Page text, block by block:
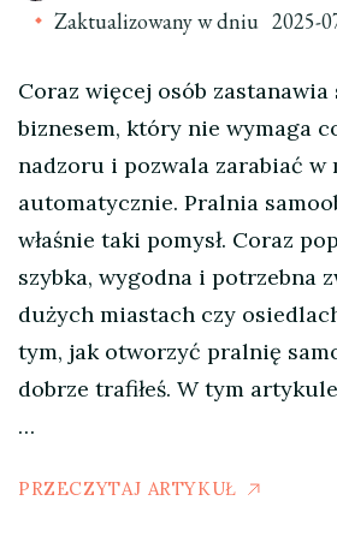
Zaktualizowany w dniu 2025-
Coraz więcej osób zastanawia
biznesem, który nie wymaga
nadzoru i pozwala zarabiać w
automatycznie. Pralnia
właśnie taki pomysł. Coraz
szybka, wygodna i potrzebna
dużych miastach czy
tym, jak otworzyć pralnię
dobrze trafiłeś. W tym
…
PRZECZYTAJ ARTYKUŁ